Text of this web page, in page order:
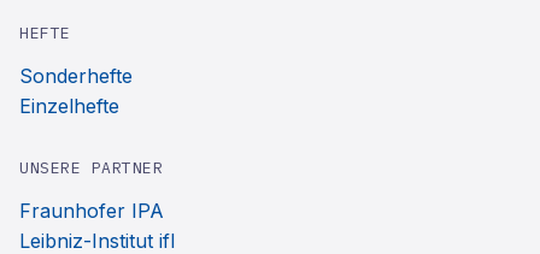
HEFTE
Sonderhefte
Einzelhefte
UNSERE PARTNER
Fraunhofer IPA
Leibniz-Institut ifl